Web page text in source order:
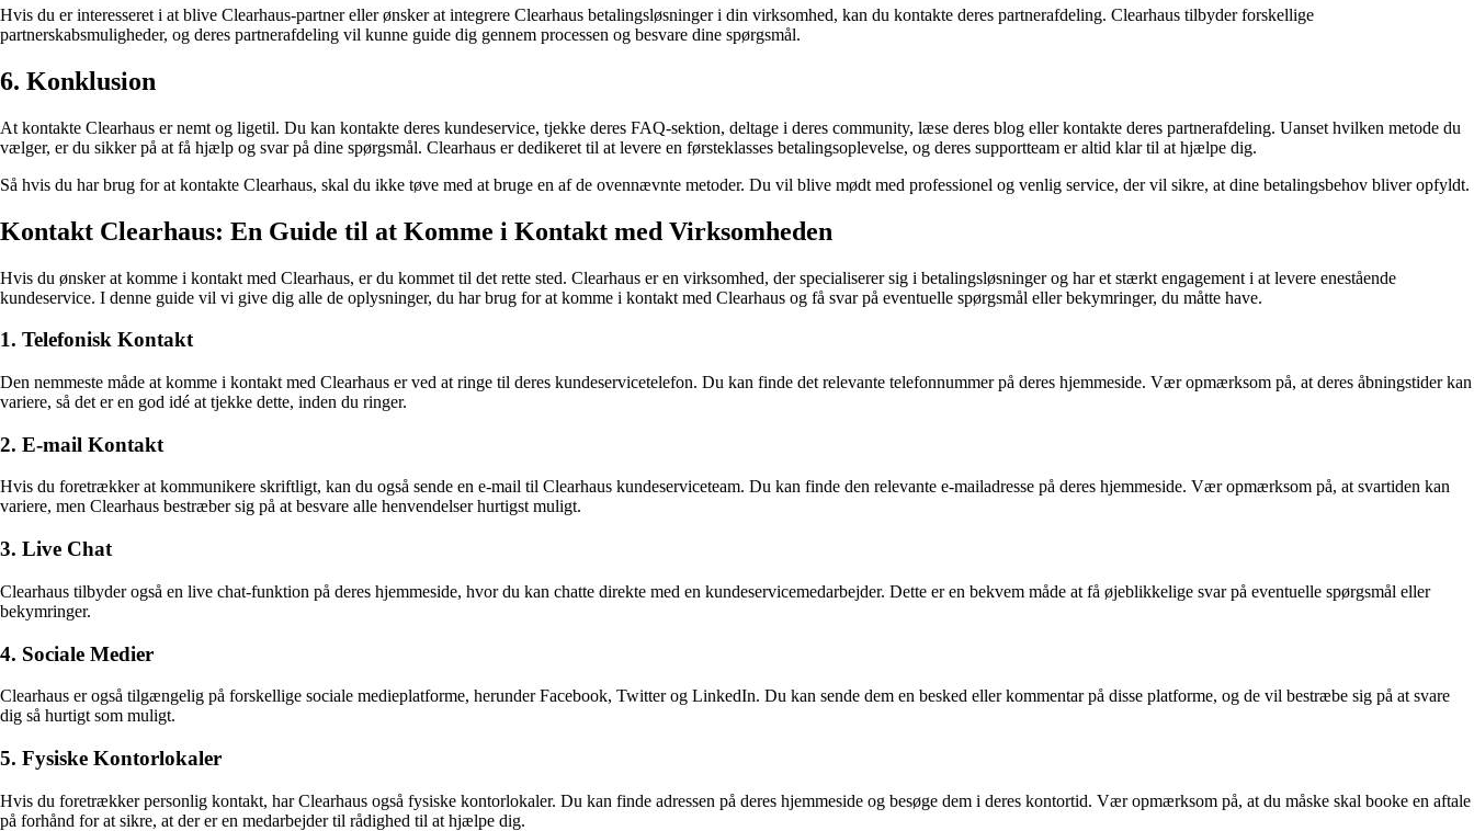
Hvis du er interesseret i at blive Clearhaus-partner eller ønsker at integrere Clearhaus betalingsløsninger i din virksomhed, kan du kontakte deres partnerafdeling. Clearhaus tilbyder forskellige
partnerskabsmuligheder, og deres partnerafdeling vil kunne guide dig gennem processen og besvare dine spørgsmål.
6. Konklusion
At kontakte Clearhaus er nemt og ligetil. Du kan kontakte deres kundeservice, tjekke deres FAQ-sektion, deltage i deres community, læse deres blog eller kontakte deres partnerafdeling. Uanset hvilken metode du
vælger, er du sikker på at få hjælp og svar på dine spørgsmål. Clearhaus er dedikeret til at levere en førsteklasses betalingsoplevelse, og deres supportteam er altid klar til at hjælpe dig.
Så hvis du har brug for at kontakte Clearhaus, skal du ikke tøve med at bruge en af de ovennævnte metoder. Du vil blive mødt med professionel og venlig service, der vil sikre, at dine betalingsbehov bliver opfyldt.
Kontakt Clearhaus: En Guide til at Komme i Kontakt med Virksomheden
Hvis du ønsker at komme i kontakt med Clearhaus, er du kommet til det rette sted. Clearhaus er en virksomhed, der specialiserer sig i betalingsløsninger og har et stærkt engagement i at levere enestående
kundeservice. I denne guide vil vi give dig alle de oplysninger, du har brug for at komme i kontakt med Clearhaus og få svar på eventuelle spørgsmål eller bekymringer, du måtte have.
1. Telefonisk Kontakt
Den nemmeste måde at komme i kontakt med Clearhaus er ved at ringe til deres kundeservicetelefon. Du kan finde det relevante telefonnummer på deres hjemmeside. Vær opmærksom på, at deres åbningstider kan
variere, så det er en god idé at tjekke dette, inden du ringer.
2. E-mail Kontakt
Hvis du foretrækker at kommunikere skriftligt, kan du også sende en e-mail til Clearhaus kundeserviceteam. Du kan finde den relevante e-mailadresse på deres hjemmeside. Vær opmærksom på, at svartiden kan
variere, men Clearhaus bestræber sig på at besvare alle henvendelser hurtigst muligt.
3. Live Chat
Clearhaus tilbyder også en live chat-funktion på deres hjemmeside, hvor du kan chatte direkte med en kundeservicemedarbejder. Dette er en bekvem måde at få øjeblikkelige svar på eventuelle spørgsmål eller
bekymringer.
4. Sociale Medier
Clearhaus er også tilgængelig på forskellige sociale medieplatforme, herunder Facebook, Twitter og LinkedIn. Du kan sende dem en besked eller kommentar på disse platforme, og de vil bestræbe sig på at svare
dig så hurtigt som muligt.
5. Fysiske Kontorlokaler
Hvis du foretrækker personlig kontakt, har Clearhaus også fysiske kontorlokaler. Du kan finde adressen på deres hjemmeside og besøge dem i deres kontortid. Vær opmærksom på, at du måske skal booke en aftale
på forhånd for at sikre, at der er en medarbejder til rådighed til at hjælpe dig.